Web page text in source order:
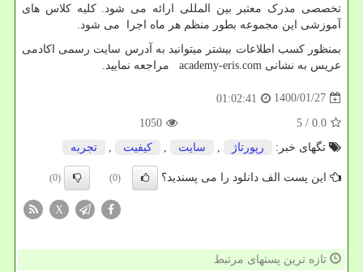
تخصصی مدرک معتبر بین المللی ارائه می شود. کلیه کلاس های
آموزشی این مجموعه بطور منظم هر ماه اجرا می شود.
بمنظور کسب اطلاعات بیشتر میتوانید به آدرس سایت رسمی اکادمی
عریس به نشانی academy-eris.com مراجعه نمایید.
1400/01/27
01:02:41
0.0
/ 5
1050
تگهای خبر:
رپورتاژ , سایت , كیفیت , تجربه
این پست الف دانلود را می پسندید؟ (0)
(0)
X
تازه ترین پستهای مرتبط